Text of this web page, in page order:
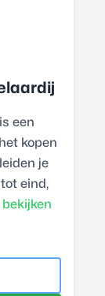
een
kopen
je
eind,